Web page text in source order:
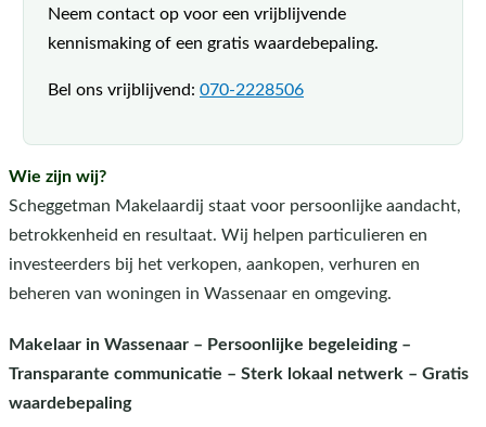
Neem contact op voor een vrijblijvende
kennismaking of een gratis waardebepaling.
Bel ons vrijblijvend: 070-2228506
Wie zijn wij?
Scheggetman Makelaardij staat voor persoonlijke aandacht,
betrokkenheid en resultaat. Wij helpen particulieren en
investeerders bij het verkopen, aankopen, verhuren en
beheren van woningen in Wassenaar en omgeving.
Makelaar in Wassenaar – Persoonlijke begeleiding –
Transparante communicatie – Sterk lokaal netwerk – Gratis
waardebepaling